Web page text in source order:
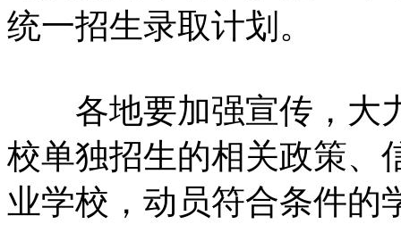
统一招生录取计划。
各地要加强宣传，大
校单独招生的相关政策、
业学校，动员符合条件的